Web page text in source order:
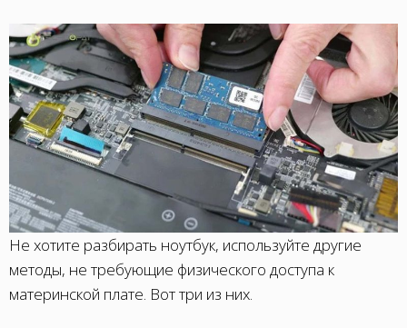
Не хотите разбирать ноутбук, используйте другие
методы, не требующие физического доступа к
материнской плате. Вот три из них.